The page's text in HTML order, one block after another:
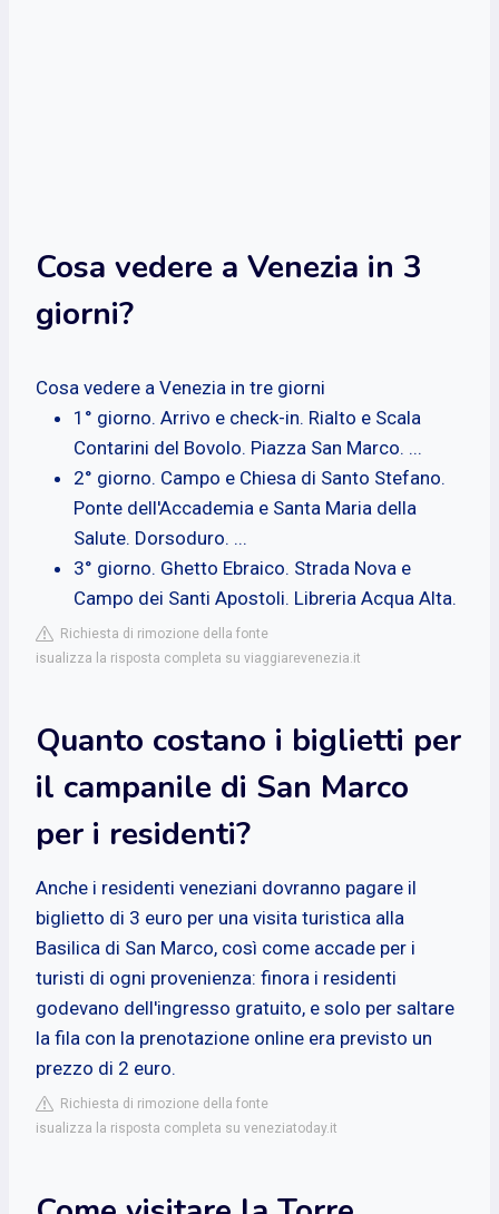
Cosa vedere a Venezia in 3
giorni?
Cosa vedere a Venezia in tre giorni
1° giorno. Arrivo e check-in. Rialto e Scala
Contarini del Bovolo. Piazza San Marco. ...
2° giorno. Campo e Chiesa di Santo Stefano.
Ponte dell'Accademia e Santa Maria della
Salute. Dorsoduro. ...
3° giorno. Ghetto Ebraico. Strada Nova e
Campo dei Santi Apostoli. Libreria Acqua Alta.
Richiesta di rimozione della fonte
isualizza la risposta completa su viaggiarevenezia.it
Quanto costano i biglietti per
il campanile di San Marco
per i residenti?
Anche i residenti veneziani dovranno pagare il
biglietto di 3 euro per una visita turistica alla
Basilica di San Marco, così come accade per i
turisti di ogni provenienza: finora i residenti
godevano dell'ingresso gratuito, e solo per saltare
la fila con la prenotazione online era previsto un
prezzo di 2 euro.
Richiesta di rimozione della fonte
isualizza la risposta completa su veneziatoday.it